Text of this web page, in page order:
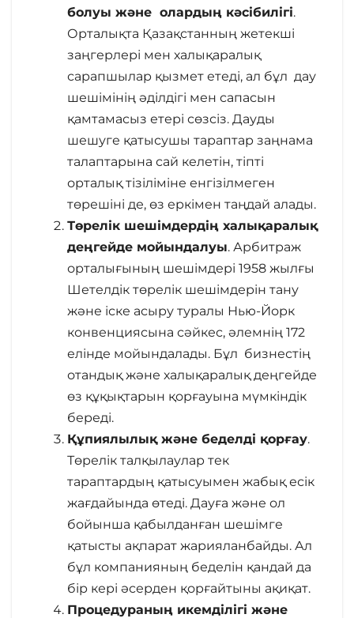
болуы және олардың кәсібилігі.
Орталықта Қазақстанның жетекші
заңгерлері мен халықаралық
сарапшылар қызмет етеді, ал бұл дау
шешімінің әділдігі мен сапасын
қамтамасыз етері сөзсіз. Дауды
шешуге қатысушы тараптар заңнама
талаптарына сай келетін, тіпті
орталық тізіліміне енгізілмеген
төрешіні де, өз еркімен таңдай алады.
Төрелік шешімдердің халықаралық
деңгейде мойындалуы. Арбитраж
орталығының шешімдері 1958 жылғы
Шетелдік төрелік шешімдерін тану
және іске асыру туралы Нью-Йорк
конвенциясына сәйкес, әлемнің 172
елінде мойындалады. Бұл бизнестің
отандық және халықаралық деңгейде
өз құқықтарын қорғауына мүмкіндік
береді.
Құпиялылық және беделді қорғау.
Төрелік талқылаулар тек
тараптардың қатысуымен жабық есік
жағдайында өтеді. Дауға және ол
бойынша қабылданған шешімге
қатысты ақпарат жарияланбайды. Ал
бұл компанияның беделін қандай да
бір кері әсерден қорғайтыны ақиқат.
Процедураның икемділігі және